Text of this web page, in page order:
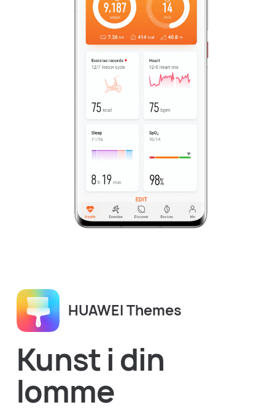
HUAWEI Themes
Kunst i din
lomme